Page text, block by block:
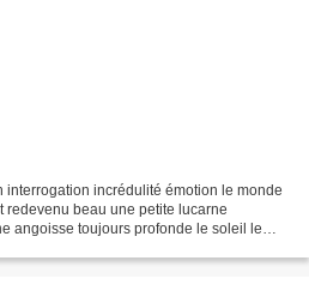
interrogation incrédulité émotion le monde
beau une petite lucarne
angoisse toujours profonde le soleil le